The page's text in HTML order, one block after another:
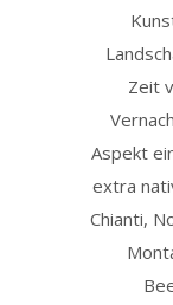
Zeit
Aspekt
extra
Chianti,